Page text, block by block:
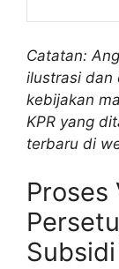
Catatan:
ilustrasi dan
kebijakan
KPR yang
terbaru di
Proses